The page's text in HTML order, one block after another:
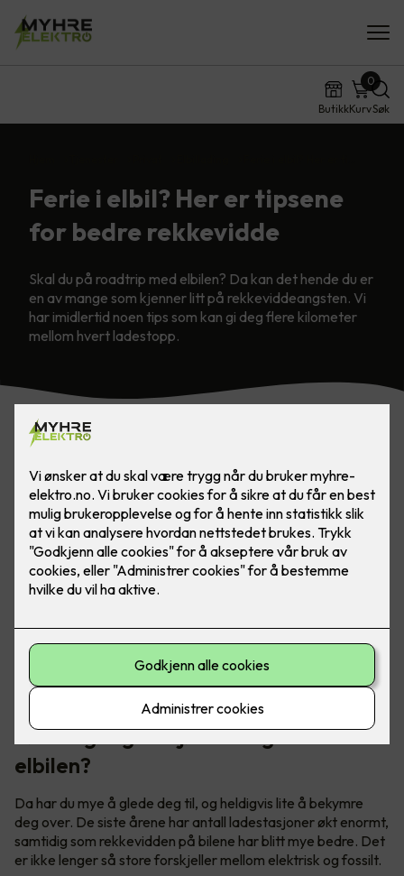
ButikkKurv
0
Søk
Ferie i elbil? Her er tipsene
for bedre rekkevidde
Skal du på roadtrip med elbilen? Da kan det hende du er
en av mange som kjenner litt på rekkeviddeangsten. Vi
har imidlertid noen tips som kan gi deg flere kilometer
mellom hvert ladestopp.
Skal du på norgesferie med elbil? Her er noen triks for å
forlenge rekkevidden, slik at du kan kjøre trollstigen uten
rekkeviddeangst.
Første gang du kjører langtur med
elbilen?
Da har du mye å glede deg til, og heldigvis lite å bekymre
deg over. De siste årene har antall ladestasjoner økt enormt,
samtidig som rekkevidden på bilene har blitt mye bedre. Det
er ikke lenger så store forskjeller mellom elektrisk og fossilt.